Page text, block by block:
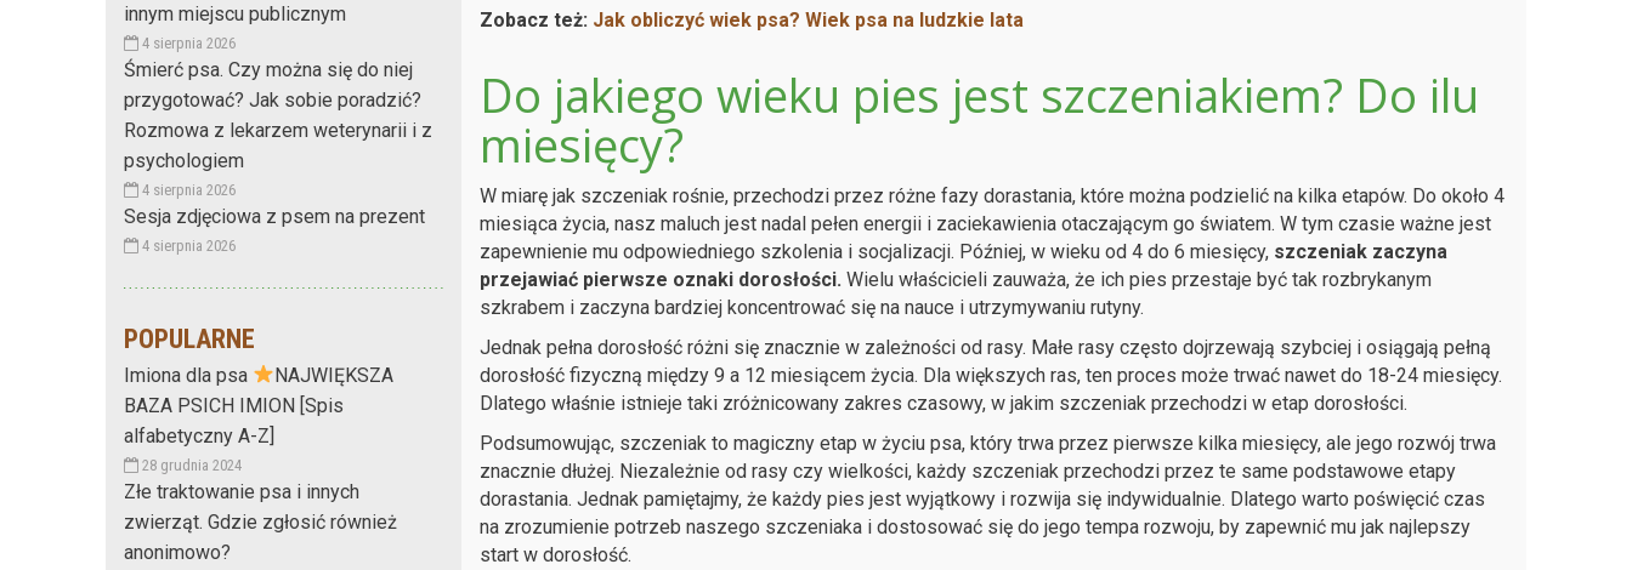
innym miejscu publicznym
4 sierpnia 2026
Śmierć psa. Czy można się do niej
przygotować? Jak sobie poradzić?
Rozmowa z lekarzem weterynarii i z
psychologiem
4 sierpnia 2026
Sesja zdjęciowa z psem na prezent
4 sierpnia 2026
POPULARNE
Imiona dla psa
NAJWIĘKSZA
BAZA PSICH IMION [Spis
alfabetyczny A-Z]
28 grudnia 2024
Złe traktowanie psa i innych
zwierząt. Gdzie zgłosić również
anonimowo?
Zobacz też: Jak obliczyć wiek psa? Wiek psa na ludzkie lata
Do jakiego wieku pies jest szczeniakiem? Do ilu
miesięcy?
W miarę jak szczeniak rośnie, przechodzi przez różne fazy dorastania, które można podzielić na kilka etapów. Do około 4
miesiąca życia, nasz maluch jest nadal pełen energii i zaciekawienia otaczającym go światem. W tym czasie ważne jest
zapewnienie mu odpowiedniego szkolenia i socjalizacji. Później, w wieku od 4 do 6 miesięcy, szczeniak zaczyna
przejawiać pierwsze oznaki dorosłości. Wielu właścicieli zauważa, że ich pies przestaje być tak rozbrykanym
szkrabem i zaczyna bardziej koncentrować się na nauce i utrzymywaniu rutyny.
Jednak pełna dorosłość różni się znacznie w zależności od rasy. Małe rasy często dojrzewają szybciej i osiągają pełną
dorosłość fizyczną między 9 a 12 miesiącem życia. Dla większych ras, ten proces może trwać nawet do 18-24 miesięcy.
Dlatego właśnie istnieje taki zróżnicowany zakres czasowy, w jakim szczeniak przechodzi w etap dorosłości.
Podsumowując, szczeniak to magiczny etap w życiu psa, który trwa przez pierwsze kilka miesięcy, ale jego rozwój trwa
znacznie dłużej. Niezależnie od rasy czy wielkości, każdy szczeniak przechodzi przez te same podstawowe etapy
dorastania. Jednak pamiętajmy, że każdy pies jest wyjątkowy i rozwija się indywidualnie. Dlatego warto poświęcić czas
na zrozumienie potrzeb naszego szczeniaka i dostosować się do jego tempa rozwoju, by zapewnić mu jak najlepszy
start w dorosłość.